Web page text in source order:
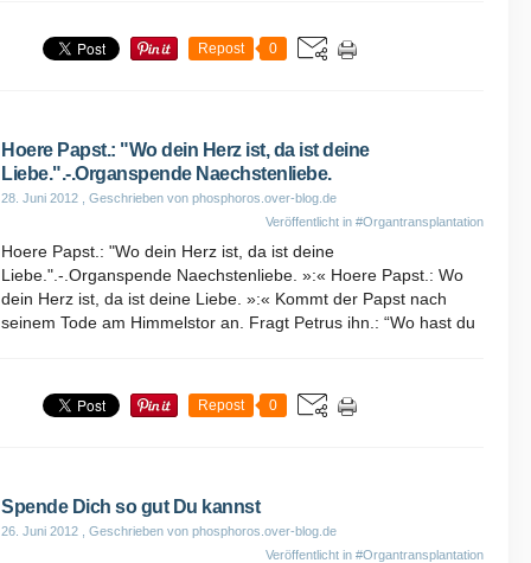
Repost 0
Hoere Papst.: "Wo dein Herz ist, da ist deine
Liebe.".-.Organspende Naechstenliebe.
28. Juni 2012 , Geschrieben von phosphoros.over-blog.de
Veröffentlicht in #Organtransplantation
Hoere Papst.: "Wo dein Herz ist, da ist deine
Liebe.".-.Organspende Naechstenliebe. »:« Hoere Papst.: Wo
dein Herz ist, da ist deine Liebe. »:« Kommt der Papst nach
seinem Tode am Himmelstor an. Fragt Petrus ihn.: “Wo hast du
Repost 0
Spende Dich so gut Du kannst
26. Juni 2012 , Geschrieben von phosphoros.over-blog.de
Veröffentlicht in #Organtransplantation